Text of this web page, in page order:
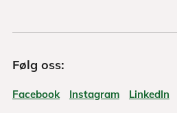
Følg oss:
Facebook Instagram LinkedIn